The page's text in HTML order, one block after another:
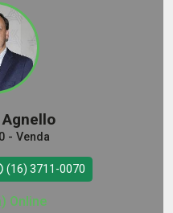
- Venda
(16) 3711-0070
Online